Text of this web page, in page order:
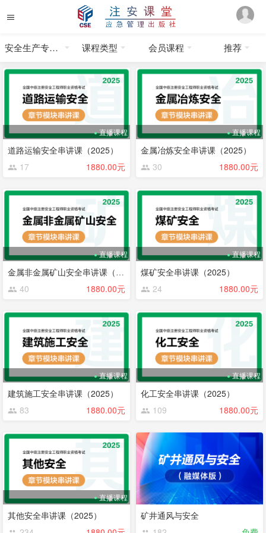
安全生产专业实务 课程类型 会员课程 推荐
直播课程
道路运输安全串讲课（2025）
17
1880.00元
直播课程
金属冶炼安全串讲课（2025）
30
1880.00元
直播课程
金属非金属矿山安全串讲课（2025）
40
1880.00元
直播课程
煤矿安全串讲课（2025）
24
1880.00元
直播课程
建筑施工安全串讲课（2025）
83
1880.00元
直播课程
化工安全串讲课（2025）
109
1880.00元
直播课程
其他安全串讲课（2025）
矿井通风与安全